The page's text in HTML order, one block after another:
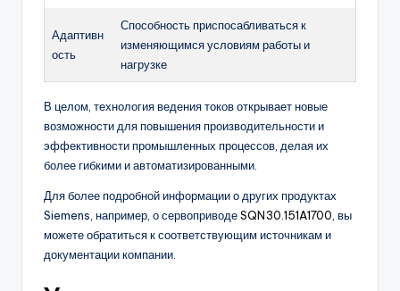
Адаптивн
ость
Способность приспосабливаться к
изменяющимся условиям работы и
нагрузке
В целом, технология ведения токов открывает новые
возможности для повышения производительности и
эффективности промышленных процессов, делая их
более гибкими и автоматизированными.
Для более подробной информации о других продуктах
Siemens, например, о сервоприводеSQN30.151A1700, вы
можете обратиться к соответствующим источникам и
документации компании.